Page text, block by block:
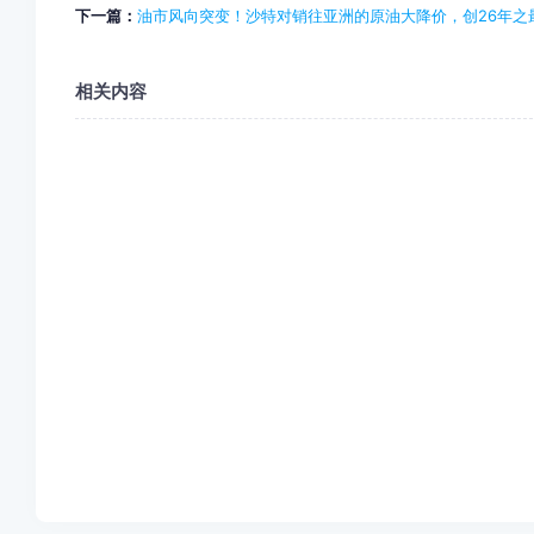
下一篇： 油市风向突变！沙特对销往亚洲的原油大降价，创26年之
相关内容